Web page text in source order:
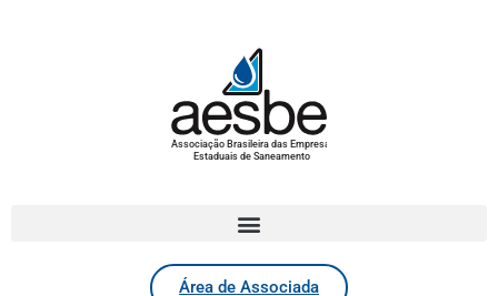
Associação Brasileira das Empresas
Estaduais de Saneamento
Área de Associada